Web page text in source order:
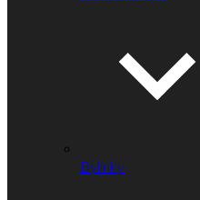
Bylinky